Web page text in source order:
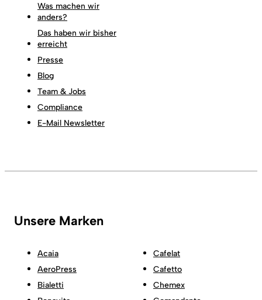
Was machen wir
anders?
Das haben wir bisher
erreicht
Presse
Blog
Team & Jobs
Compliance
E-Mail Newsletter
Unsere Marken
Acaia
AeroPress
Bialetti
Cafelat
Cafetto
Chemex